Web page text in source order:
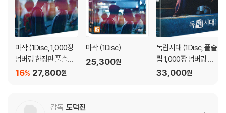
마작 (1Disc, 1,000장
넘버링 한정판 풀슬립)
: 블루레이27,800원
16%
마작 (1Disc)
25,300원
독립시대 (1Disc, 풀슬
립 1,000장 넘버링 한
정판) : 블루레이
33,000원
감독 도덕진